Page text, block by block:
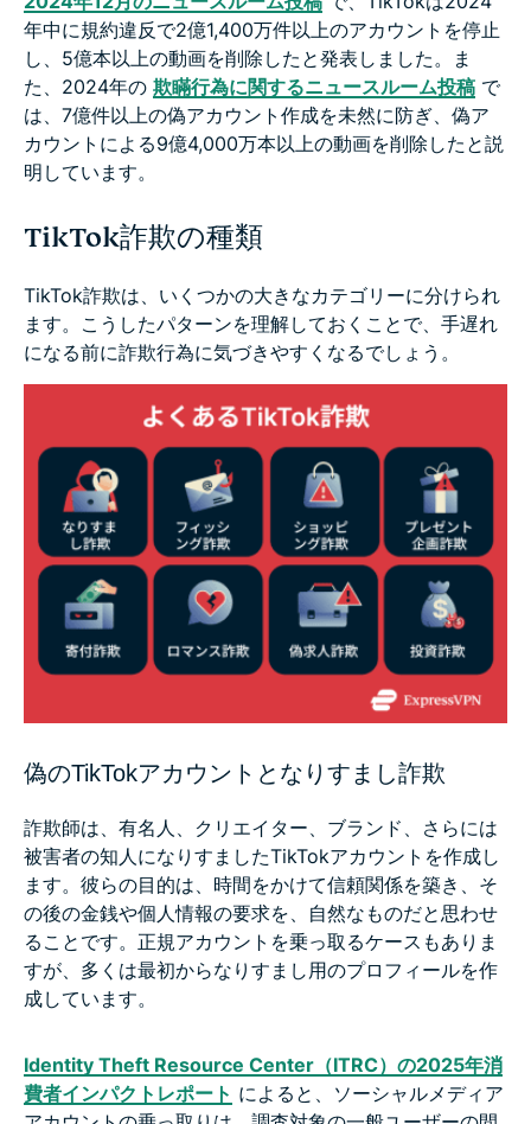
年中に規約違反で2億1,400万件以上のアカウントを停止
し、5億本以上の動画を削除したと発表しました。ま
た、2024年の 欺瞞行為に関するニュースルーム投稿 で
は、7億件以上の偽アカウント作成を未然に防ぎ、偽ア
カウントによる9億4,000万本以上の動画を削除したと説
明しています。
TikTok詐欺の種類
TikTok詐欺は、いくつかの大きなカテゴリーに分けられ
ます。こうしたパターンを理解しておくことで、手遅れ
になる前に詐欺行為に気づきやすくなるでしょう。
偽のTikTokアカウントとなりすまし詐欺
詐欺師は、有名人、クリエイター、ブランド、さらには
被害者の知人になりすましたTikTokアカウントを作成し
ます。彼らの目的は、時間をかけて信頼関係を築き、そ
の後の金銭や個人情報の要求を、自然なものだと思わせ
ることです。正規アカウントを乗っ取るケースもありま
すが、多くは最初からなりすまし用のプロフィールを作
成しています。
Identity Theft Resource Center（ITRC）の2025年消
費者インパクトレポート によると、ソーシャルメディア